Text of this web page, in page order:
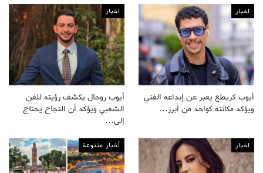
اخبار
أيوب كريطع يعبر عن إبداعه الفني
ويؤكد مكانته كواحد من أبرز…
اخبار
أيوب روحال يكشف رؤيته للفن
الشعبي ويؤكد أن النجاح يحتاج
إلى…
اخبار أخبار متنوعة